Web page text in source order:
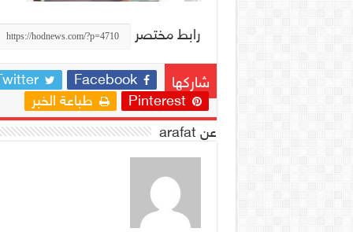
رابط مختصر
شاركها Facebook
Pinterest
طباعة الخبر
عن arafat